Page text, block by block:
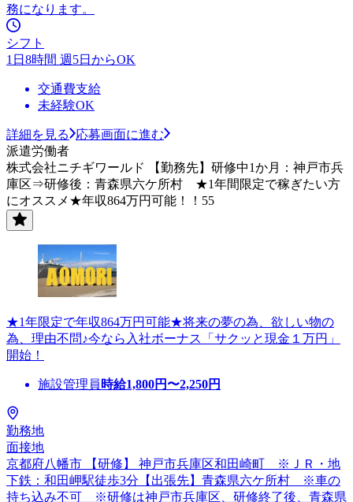
務になります。
シフト
1日8時間 週5日からOK
交通費支給
未経験OK
詳細を見る
応募画面に進む
派遣労働者
株式会社ニチギワールド 【勤務先】研修中1か月：神戸市兵
庫区⇒研修後：青森県六ケ所村 ★1年間限定で稼ぎたい方
にオススメ★年収864万円可能！！55
★1年限定で年収864万円可能★将来の夢の為、欲しい物の
為、理由不問♪今なら入社ボーナス「サクッと現金１万円」
開始！
施設管理員 時給1,800円〜2,250円
勤務地
面接地
京都府八幡市 【研修】 神戸市兵庫区和田崎町 ※ＪＲ・地
下鉄：和田岬駅徒歩3分【出張先】青森県六ケ所村 ※車の
持ち込み不可 ※研修は神戸市兵庫区、研修終了後、青森県